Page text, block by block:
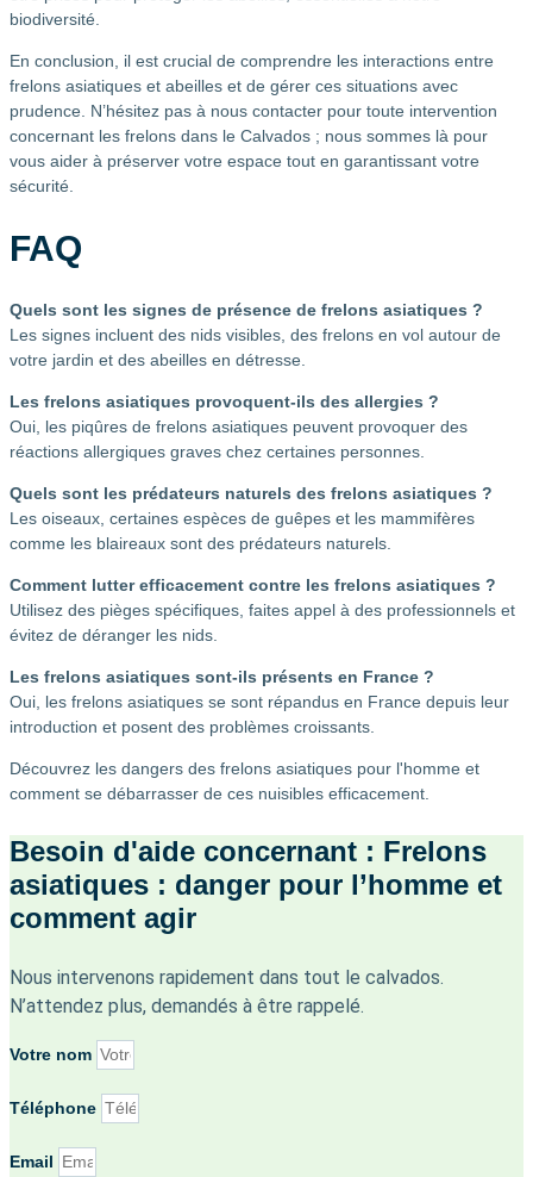
biodiversité.
En conclusion, il est crucial de comprendre les interactions entre
frelons asiatiques et abeilles et de gérer ces situations avec
prudence. N’hésitez pas à nous contacter pour toute intervention
concernant les frelons dans le Calvados ; nous sommes là pour
vous aider à préserver votre espace tout en garantissant votre
sécurité.
FAQ
Quels sont les signes de présence de frelons asiatiques ?
Les signes incluent des nids visibles, des frelons en vol autour de
votre jardin et des abeilles en détresse.
Les frelons asiatiques provoquent-ils des allergies ?
Oui, les piqûres de frelons asiatiques peuvent provoquer des
réactions allergiques graves chez certaines personnes.
Quels sont les prédateurs naturels des frelons asiatiques ?
Les oiseaux, certaines espèces de guêpes et les mammifères
comme les blaireaux sont des prédateurs naturels.
Comment lutter efficacement contre les frelons asiatiques ?
Utilisez des pièges spécifiques, faites appel à des professionnels et
évitez de déranger les nids.
Les frelons asiatiques sont-ils présents en France ?
Oui, les frelons asiatiques se sont répandus en France depuis leur
introduction et posent des problèmes croissants.
Découvrez les dangers des frelons asiatiques pour l'homme et
comment se débarrasser de ces nuisibles efficacement.
Besoin d'aide concernant : Frelons
asiatiques : danger pour l’homme et
comment agir
Nous intervenons rapidement dans tout le calvados.
N’attendez plus, demandés à être rappelé.
Votre nom
Téléphone
Email